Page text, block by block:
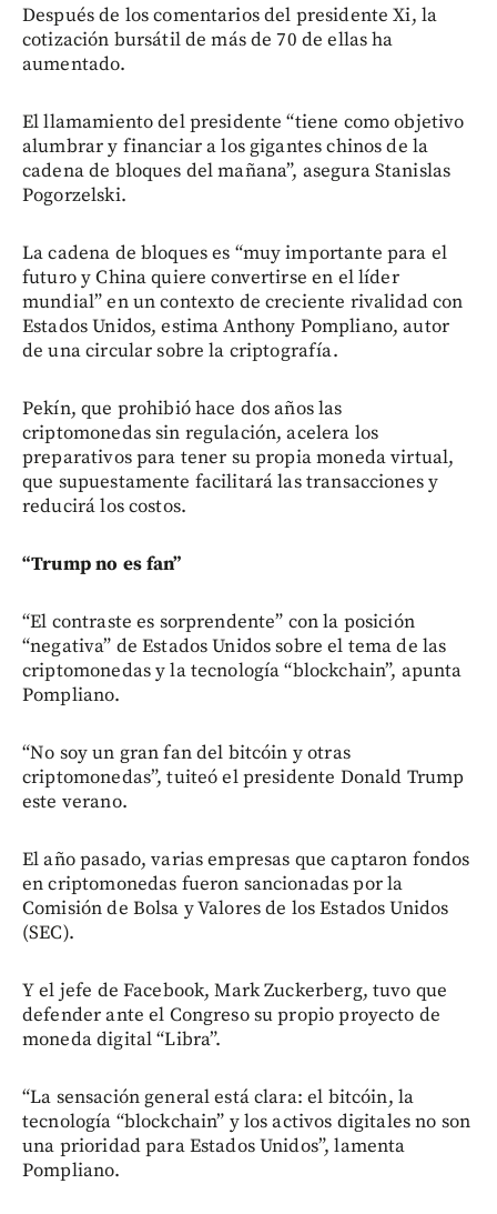
Después de los comentarios del presidente Xi, la
cotización bursátil de más de 70 de ellas ha
aumentado.
El llamamiento del presidente “tiene como objetivo
alumbrar y financiar a los gigantes chinos de la
cadena de bloques del mañana”, asegura Stanislas
Pogorzelski.
La cadena de bloques es “muy importante para el
futuro y China quiere convertirse en el líder
mundial” en un contexto de creciente rivalidad con
Estados Unidos, estima Anthony Pompliano, autor
de una circular sobre la criptografía.
Pekín, que prohibió hace dos años las
criptomonedas sin regulación, acelera los
preparativos para tener su propia moneda virtual,
que supuestamente facilitará las transacciones y
reducirá los costos.
“Trump no es fan”
“El contraste es sorprendente” con la posición
“negativa” de Estados Unidos sobre el tema de las
criptomonedas y la tecnología “blockchain”, apunta
Pompliano.
“No soy un gran fan del bitcóin y otras
criptomonedas”, tuiteó el presidente Donald Trump
este verano.
El año pasado, varias empresas que captaron fondos
en criptomonedas fueron sancionadas por la
Comisión de Bolsa y Valores de los Estados Unidos
(SEC).
Y el jefe de Facebook, Mark Zuckerberg, tuvo que
defender ante el Congreso su propio proyecto de
moneda digital “Libra”.
“La sensación general está clara: el bitcóin, la
tecnología “blockchain” y los activos digitales no son
una prioridad para Estados Unidos”, lamenta
Pompliano.